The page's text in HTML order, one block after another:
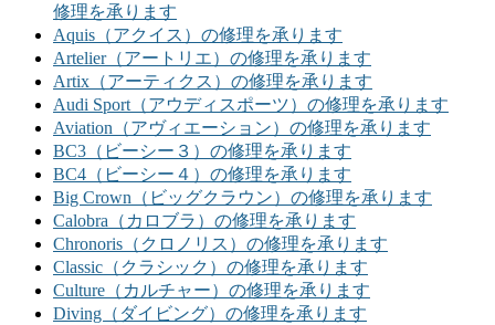
修理を承ります
Aquis（アクイス）の修理を承ります
Artelier（アートリエ）の修理を承ります
Artix（アーティクス）の修理を承ります
Audi Sport（アウディスポーツ）の修理を承ります
Aviation（アヴィエーション）の修理を承ります
BC3（ビーシー３）の修理を承ります
BC4（ビーシー４）の修理を承ります
Big Crown（ビッグクラウン）の修理を承ります
Calobra（カロブラ）の修理を承ります
Chronoris（クロノリス）の修理を承ります
Classic（クラシック）の修理を承ります
Culture（カルチャー）の修理を承ります
Diving（ダイビング）の修理を承ります